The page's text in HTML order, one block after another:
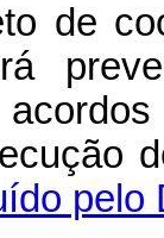
de
pelo